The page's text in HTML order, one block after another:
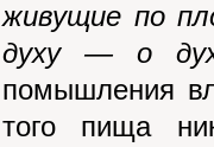
живущие по
духу — о
помышления
того пища